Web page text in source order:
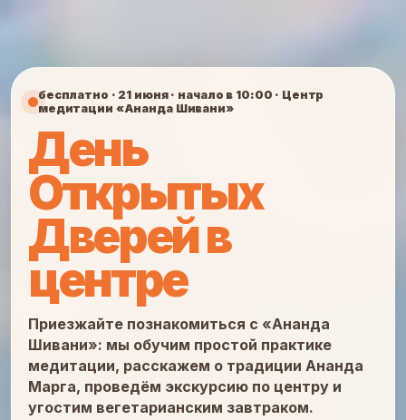
бесплатно · 21 июня · начало в 10:00 · Центр
медитации «Ананда Шивани»
День
Открытых
Дверей в
центре
Приезжайте познакомиться с «Ананда
Шивани»: мы обучим простой практике
медитации, расскажем о традиции Ананда
Марга, проведём экскурсию по центру и
угостим вегетарианским завтраком.